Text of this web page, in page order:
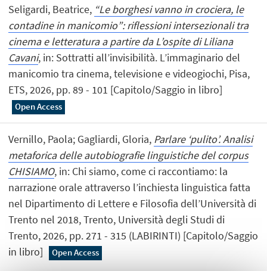
Seligardi, Beatrice, “Le borghesi vanno in crociera, le
contadine in manicomio”: riflessioni intersezionali tra
cinema e letteratura a partire da L’ospite di Liliana
Cavani, in: Sottratti all’invisibilità. L’immaginario del
manicomio tra cinema, televisione e videogiochi, Pisa,
ETS, 2026, pp. 89 - 101 [Capitolo/Saggio in libro]
Open Access
Vernillo, Paola; Gagliardi, Gloria, Parlare ‘pulito’. Analisi
metaforica delle autobiografie linguistiche del corpus
CHISIAMO, in: Chi siamo, come ci raccontiamo: la
narrazione orale attraverso l’inchiesta linguistica fatta
nel Dipartimento di Lettere e Filosofia dell’Università di
Trento nel 2018, Trento, Università degli Studi di
Trento, 2026, pp. 271 - 315 (LABIRINTI) [Capitolo/Saggio
in libro]
Open Access